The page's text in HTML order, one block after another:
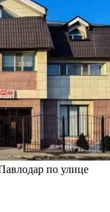
по улице